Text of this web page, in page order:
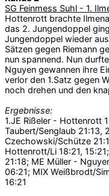
SG Feinmess Suhl - 1.
Hottenrott brachte
das 2. Jungendoppel
Jungendoppel wieder
Sätzen gegen Riemann
nun spannend. Nun
Nguyen gewannen ihre
verlor den 1.Satz gegen
noch drehen und den
Ergebnisse:
1.JE Rißeler - Hottenrott
Taubert/Senglaub 21:13,
Czechowski/Schütze
Hottenrott/Li 18:21,
21:18; ME Müller -
06:21; MIX Weißbrodt/
16:21